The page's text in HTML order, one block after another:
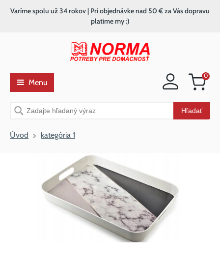
Nákupný
0
Vyhľadávanie Hľadať
Varíme spolu už 34 rokov | Pri objednávke nad 50 € za Vás dopravu
platíme my :)
Menu
Úvod kategória 1